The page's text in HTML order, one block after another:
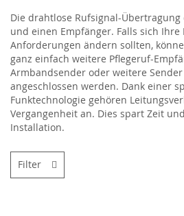
Die drahtlose Rufsignal-
und einen Empfänger. Falls sich
Anforderungen ändern sollten,
ganz einfach weitere Pflegeruf-
Armbandsender oder weitere
angeschlossen werden. Dank einer
Funktechnologie gehören
Vergangenheit an. Dies spart Zeit
Installation.
Filter